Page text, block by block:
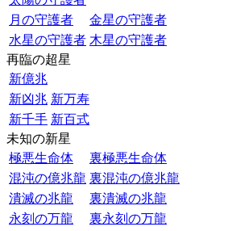
月の守護者
金星の守護者
水星の守護者 木星の守護者
再臨の超星
新億兆
新凶兆 新万寿
新千手 新百式
未知の新星
極悪生命体
裏極悪生命体
混沌の億兆龍 裏混沌の億兆龍
潰滅の兆龍
裏潰滅の兆龍
永刻の万龍
裏永刻の万龍